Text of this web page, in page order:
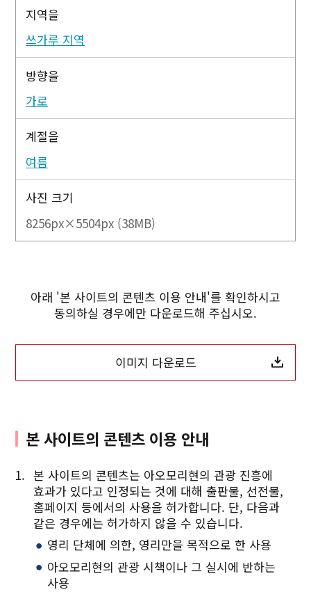
지역을
쓰가루 지역
방향을
가로
계절을
여름
사진 크기
8256px×5504px (38MB)
아래 '본 사이트의 콘텐츠 이용 안내'를 확인하시고
동의하실 경우에만 다운로드해 주십시오.
이미지 다운로드
본 사이트의 콘텐츠 이용 안내
본 사이트의 콘텐츠는 아오모리현의 관광 진흥에
효과가 있다고 인정되는 것에 대해 출판물, 선전물,
홈페이지 등에서의 사용을 허가합니다. 단, 다음과
같은 경우에는 허가하지 않을 수 있습니다.
영리 단체에 의한, 영리만을 목적으로 한 사용
아오모리현의 관광 시책이나 그 실시에 반하는
사용
Twitter에 공유
Facebook에 공유
링크 복사